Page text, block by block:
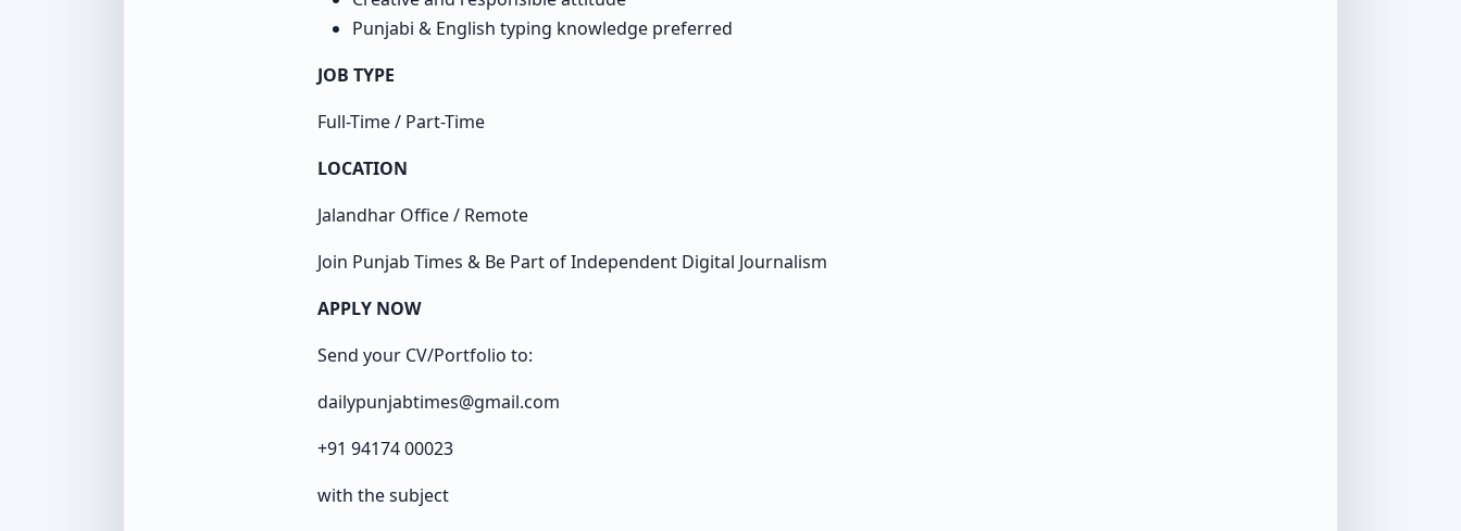
Punjabi & English typing knowledge preferred
JOB TYPE
Full-Time / Part-Time
LOCATION
Jalandhar Office / Remote
Join Punjab Times & Be Part of Independent Digital Journalism
APPLY NOW
Send your CV/Portfolio to:
dailypunjabtimes@gmail.com
+91 94174 00023
with the subject